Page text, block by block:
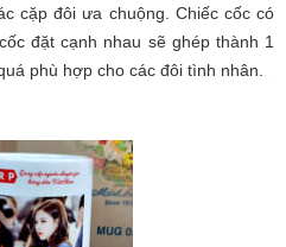
cặp đôi ưa chuộng. Chiếc cốc có
đặt cạnh nhau sẽ ghép thành 1
phù hợp cho các đôi tình nhân.